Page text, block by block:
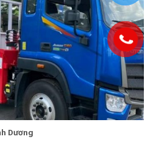
Dương